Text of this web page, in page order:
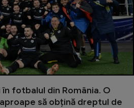
fotbalul din România. O
să obțină dreptul de